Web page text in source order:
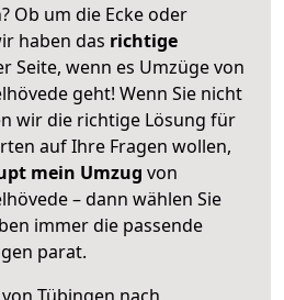
Ob um die Ecke oder
haben das richtige
Seite, wenn es Umzüge von
geht! Wenn Sie nicht
wir die richtige Lösung für
auf Ihre Fragen wollen,
mein Umzug von
– dann wählen Sie
immer die passende
parat.